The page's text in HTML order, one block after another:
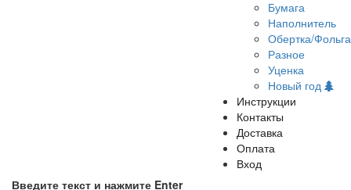
Бумага
Наполнитель
Обертка/Фольга
Разное
Уценка
Новый год
Инструкции
Контакты
Доставка
Оплата
Вход
Введите текст и нажмите Enter